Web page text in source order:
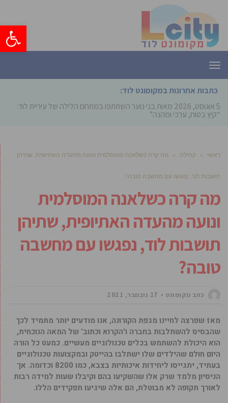
פתח
תפריט
כתבות אחרונות במקומונט לוד:
5 אוגוסט, 2026
מאות בני נוער השתתפו במתחם הלילה של עיריית לוד:
“קיץ בטוח, ערכי ומהנה”
ראשי » קהילה » מה קרה כשלאנה המוסלמית ונועה מהעדה האתיופית, שתיהן
תושבות לוד, נפגשו עם מחשבה טובה?
מה קרה כשלאנה המוסלמית
ונועה מהעדה האתיופית, שתיהן
תושבות לוד, נפגשו עם מחשבה
טובה?
כתב מקומונט 17 נובמבר, 2021
מאז שפרצה לחיינו מגפת הקורונה, אנו מודעים יותר מתמיד לכך
שהבסיס להשתלבות בחברה ו’הקרוא וכתוב’ של המאה הנוכחית,
הוא היכולת להשתמש בכלים טכנולוגיים מעשיים. כמעט כל הורה
היום חולם שהילדים שלו ישתלבו בהייטק ובמקצועות טכנולוגיים
בעתיד, יתגייסו ליחידות איכותיות בצבא, כמו 8200 וכדומה. אך
הניסיון מלמד שרק אלו שהשקיעו בהם וקיבלו שעות למידה רבות
לאורך תקופה לא מבוטלת, הם אלה שיגיעו תפקידים הללו.